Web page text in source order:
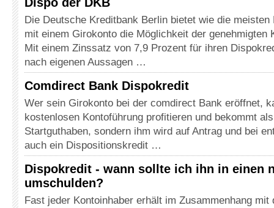
Die Deutsche Kreditbank Berlin bietet wie die meisten
mit einem Girokonto die Möglichkeit der genehmigten
Mit einem Zinssatz von 7,9 Prozent für ihren
nach eigenen Aussagen …
Comdirect Bank Dispokredit
Wer sein Girokonto bei der comdirect Bank eröffnet,
kostenlosen Kontoführung profitieren und bekommt
Startguthaben, sondern ihm wird auf Antrag und bei
auch ein Dispositionskredit …
Dispokredit - wann sollte ich ihn in einen
umschulden?
Fast jeder Kontoinhaber erhält im Zusammenhang mit